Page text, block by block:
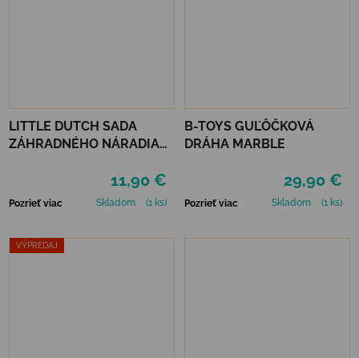
LITTLE DUTCH SADA
ZÁHRADNÉHO NÁRADIA
11,90 €
Pozrieť viac Skladom (1 ks)
B-TOYS GUĽÔČKOVÁ
DRÁHA MARBLE
29,90 €
Pozrieť viac Skladom (1 ks)
VÝPREDAJ